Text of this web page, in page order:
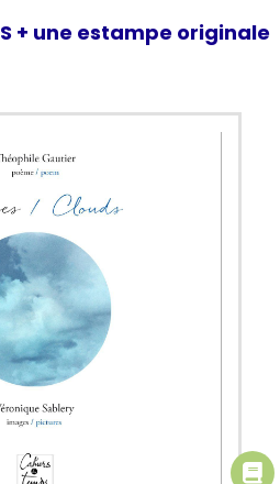
+ une estampe originale